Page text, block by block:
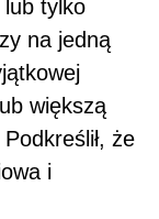
lub tylko
na jedną
większą
że
i